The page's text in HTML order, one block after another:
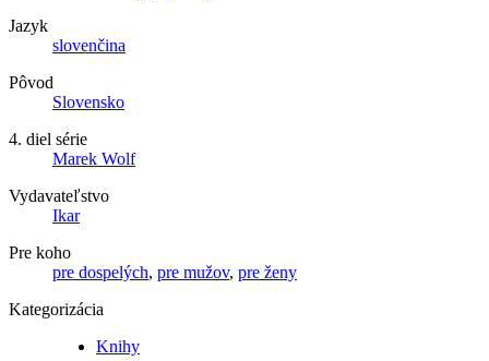
Jazyk
slovenčina
Pôvod
Slovensko
4. diel série
Marek Wolf
Vydavateľstvo
Ikar
Pre koho
pre dospelých, pre mužov, pre ženy
Kategorizácia
Knihy